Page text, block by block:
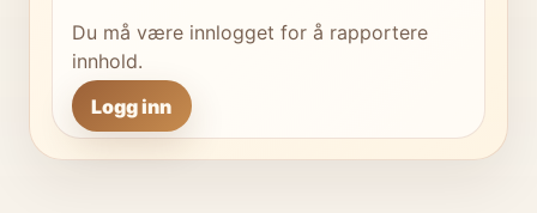
Du må være innlogget for å rapportere
innhold.
Logg inn